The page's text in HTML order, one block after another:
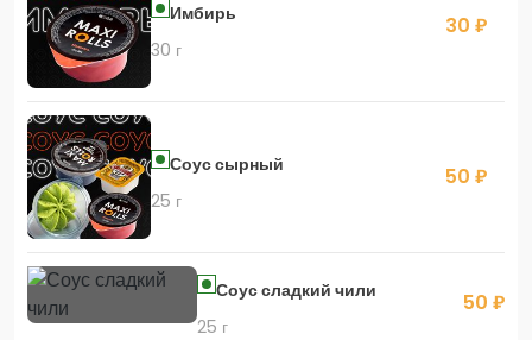
Имбирь
30 г
30 ₽
Соус сырный
25 г
50 ₽
Соус сладкий чили
25 г
50 ₽